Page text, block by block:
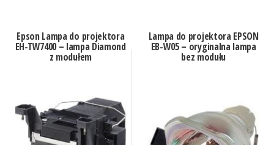
Epson Lampa do projektora
EH-TW7400 – lampa Diamond
z modułem
Lampa do projektora EPSON
EB-W05 – oryginalna lampa
bez modułu